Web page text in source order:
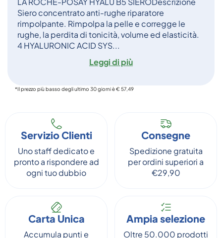
Siero concentrato anti-rughe riparatore
rimpolpante. Rimpolpa la pelle e corregge le
rughe, la perdita di tonicità, volume ed elasticità.
4 HYALURONIC ACID SYS...
Leggi di più
*Il prezzo più basso degli ultimo 30 giorni è € 57,49
Servizio Clienti
Uno staff dedicato e
pronto a rispondere ad
ogni tuo dubbio
Consegne
Spedizione gratuita
per ordini superiori a
€29,90
Carta Unica
Accumula punti e
Ampia selezione
Oltre 50.000 prodotti